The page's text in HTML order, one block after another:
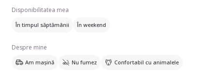
lucrat în vacanță, studentă fiind, cu un băiețel de 4 ani pe care
a trebuit să îl pregătesc pentru mutarea familiei in Franța. In
hristina@gmx.net.
Disponibilitatea mea
În timpul săptămânii În weekend
Despre mine
Am mașină Nu fumez Confortabil cu animalele